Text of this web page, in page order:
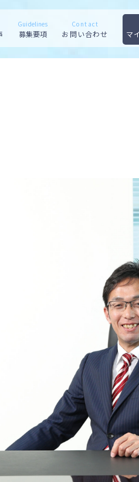
Guidelines
募集要項
Contact
お問い合わせ マ